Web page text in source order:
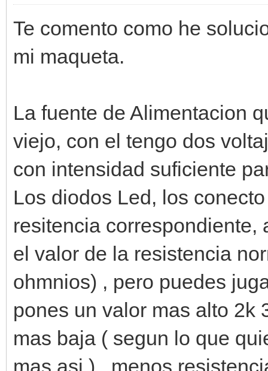
Te comento como he
mi maqueta.
La fuente de Alimentacion
viejo, con el tengo dos
con intensidad suficiente
Los diodos Led, los
resitencia correspondiente,
el valor de la resistencia
ohmnios) , pero puedes
pones un valor mas alto 2k
mas baja ( segun lo que
mas asi ) , menos